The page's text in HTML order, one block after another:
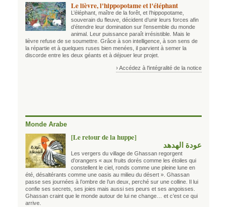
Le lièvre, l'hippopotame et l'éléphant
L’éléphant, maître de la forêt, et l’hippopotame,
souverain du fleuve, décident d’unir leurs forces afin
d’étendre leur domination sur l’ensemble du monde
animal. Leur puissance paraît irrésistible. Mais le
lièvre refuse de se soumettre. Grâce à son intelligence, à son sens de
la répartie et à quelques ruses bien menées, il parvient à semer la
discorde entre les deux géants et à déjouer leur projet.
› Accédez à l'intégralité de la notice
Monde Arabe
[Le retour de la huppe]
عودة الهدهد
Les vergers du village de Ghassan regorgent
d’orangers « aux fruits dorés comme les étoiles qui
constellent le ciel, ronds comme une pleine lune en
été, désaltérants comme une oasis au milieu du désert ». Ghassan
passe ses journées à l’ombre de l’un deux, perché sur une colline. Il lui
confie ses secrets, ses joies mais aussi ses peurs et ses angoisses.
Ghassan craint que le monde autour de lui ne change… et c’est ce qui
arrive.